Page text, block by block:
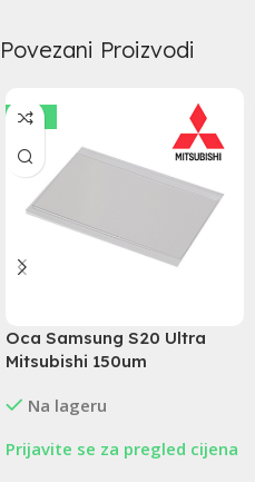
Povezani Proizvodi
-50%
Oca Samsung S20 Ultra
Mitsubishi 150um
Na lageru
Prijavite se za pregled cijena